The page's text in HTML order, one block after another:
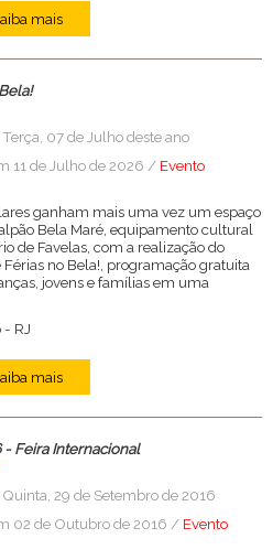
mais
07 de Julho deste ano
11 de Julho de 2026 / Evento
ganham mais uma vez um espaço
Bela Maré, equipamento cultural
de Favelas, com a realização do
no Bela!, programação gratuita
jovens e famílias em uma
- RJ
mais
- Feira Internacional
29 de Setembro de 2016
02 de Outubro de 2016 / Evento